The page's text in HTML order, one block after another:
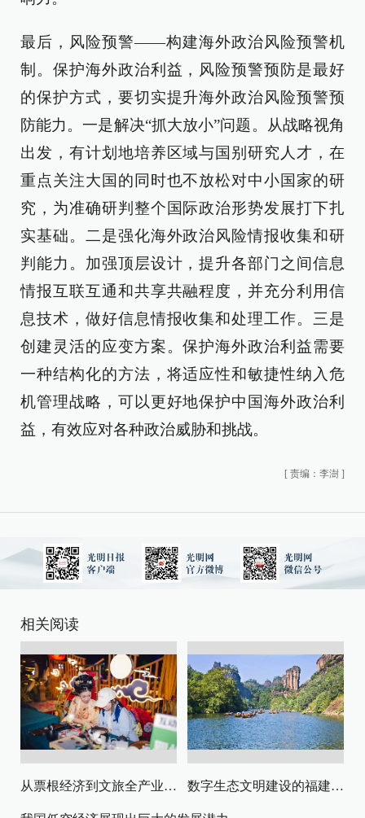
最后，风险预警——构建海外政治风险预警机
制。保护海外政治利益，风险预警预防是最好
的保护方式，要切实提升海外政治风险预警预
防能力。一是解决“抓大放小”问题。从战略视角
出发，有计划地培养区域与国别研究人才，在
重点关注大国的同时也不放松对中小国家的研
究，为准确研判整个国际政治形势发展打下扎
实基础。二是强化海外政治风险情报收集和研
判能力。加强顶层设计，提升各部门之间信息
情报互联互通和共享共融程度，并充分利用信
息技术，做好信息情报收集和处理工作。三是
创建灵活的应变方案。保护海外政治利益需要
一种结构化的方法，将适应性和敏捷性纳入危
机管理战略，可以更好地保护中国海外政治利
益，有效应对各种政治威胁和挑战。
[ 责编：李澍 ]
相关阅读
从票根经济到文旅全产业链升级 数字生态文明建设的福建路径与启示